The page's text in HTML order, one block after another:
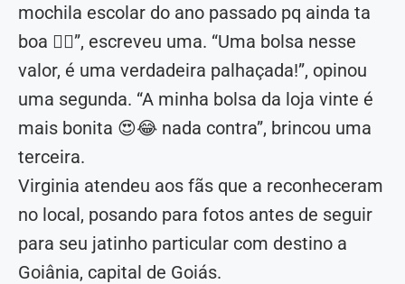
mochila escolar do ano passado pq ainda ta
boa 🤦‍♀️”, escreveu uma. “Uma bolsa nesse
valor, é uma verdadeira palhaçada!”, opinou
uma segunda. “A minha bolsa da loja vinte é
mais bonita 😍😂 nada contra”, brincou uma
terceira.
Virginia atendeu aos fãs que a reconheceram
no local, posando para fotos antes de seguir
para seu jatinho particular com destino a
Goiânia, capital de Goiás.